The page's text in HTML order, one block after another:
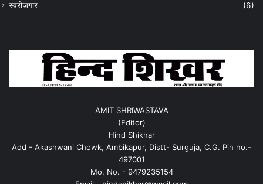
स्वरोजगार (6)
AMIT SHRIWASTAVA
(Editor)
Hind Shikhar
Add - Akashwani Chowk, Ambikapur, Distt- Surguja, C.G. Pin no.-
497001
Mo. No. - 9479235154